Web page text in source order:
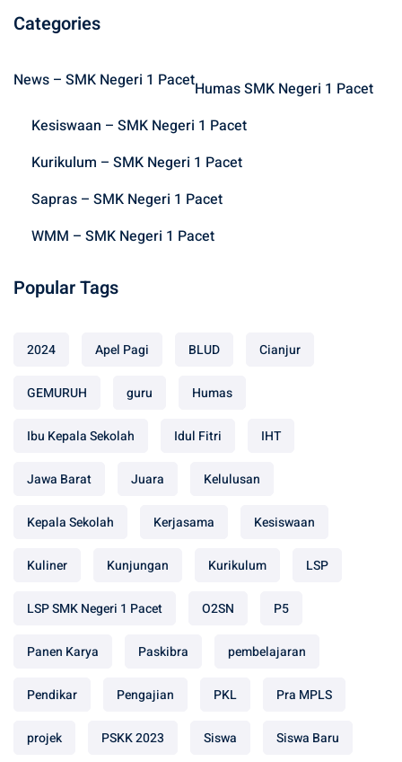
r
f
Categories
News – SMK Negeri 1 PacetHumas SMK Negeri 1 Pacet
Kesiswaan – SMK Negeri 1 Pacet
Kurikulum – SMK Negeri 1 Pacet
Sapras – SMK Negeri 1 Pacet
WMM – SMK Negeri 1 Pacet
Popular Tags
2024 Apel Pagi BLUD Cianjur
GEMURUH guru Humas
Ibu Kepala Sekolah Idul Fitri IHT
Jawa Barat Juara Kelulusan
Kepala Sekolah Kerjasama Kesiswaan
Kuliner Kunjungan Kurikulum LSP
LSP SMK Negeri 1 Pacet O2SN P5
Panen Karya Paskibra pembelajaran
Pendikar Pengajian PKL Pra MPLS
projek PSKK 2023 Siswa Siswa Baru